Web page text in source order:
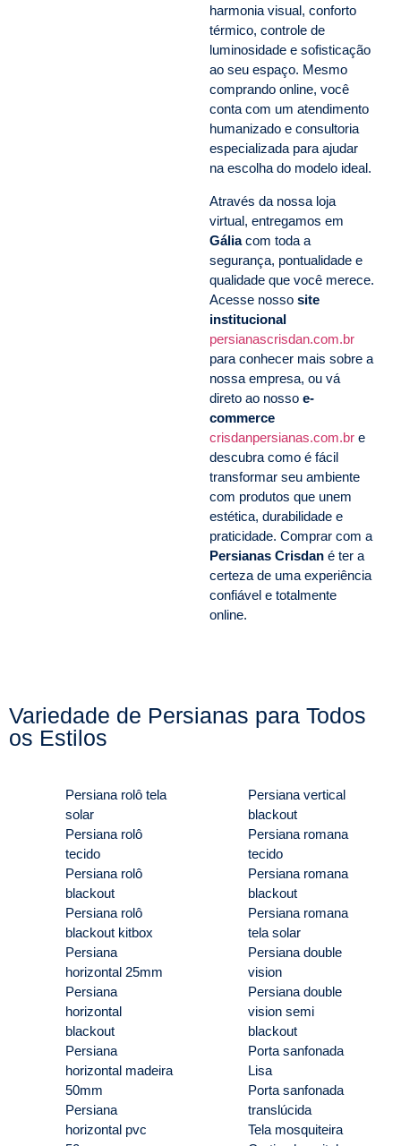
harmonia visual, conforto
térmico, controle de
luminosidade e sofisticação
ao seu espaço. Mesmo
comprando online, você
conta com um atendimento
humanizado e consultoria
especializada para ajudar
na escolha do modelo ideal.
Através da nossa loja
virtual, entregamos em
Gáliacom toda a
segurança, pontualidade e
qualidade que você merece.
Acesse nosso site
institucional
persianascrisdan.com.br
para conhecer mais sobre a
nossa empresa, ou vá
direto ao nosso e-
commerce
crisdanpersianas.com.br e
descubra como é fácil
transformar seu ambiente
com produtos que unem
estética, durabilidade e
praticidade. Comprar com a
Persianas Crisdan é ter a
certeza de uma experiência
confiável e totalmente
online.
Variedade de Persianas para Todos
os Estilos
Persiana rolô tela
solar
Persiana rolô
tecido
Persiana rolô
blackout
Persiana rolô
blackout kitbox
Persiana
horizontal 25mm
Persiana
horizontal
blackout
Persiana
horizontal madeira
50mm
Persiana
horizontal pvc
Persiana vertical
blackout
Persiana romana
tecido
Persiana romana
blackout
Persiana romana
tela solar
Persiana double
vision
Persiana double
vision semi
blackout
Porta sanfonada
Lisa
Porta sanfonada
translúcida
Tela mosquiteira